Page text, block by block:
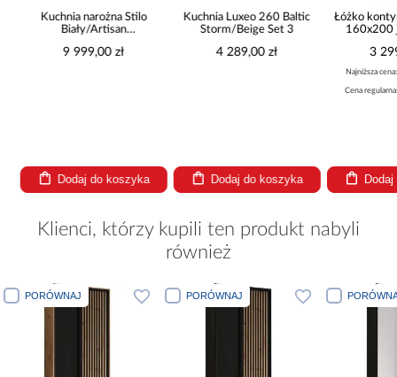
Kuchnia narożna Stilo
Biały/Artisan
9 999,00 zł
Dodaj do koszyka
Kuchnia Luxeo 260 Baltic
Storm/Beige Set 3
4 289,00 zł
Dodaj do koszyka
Łóżko
160x200
3
Najniższa
Cena
Klienci, którzy kupili ten produkt nabyli
również
PORÓWNAJ PORÓWNAJ